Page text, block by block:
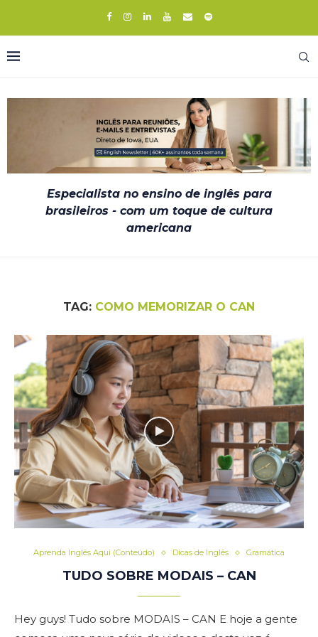
Especialista no ensino de inglês para
brasileiros - com um toque de cultura
americana
TAG: COMO MEMORIZAR O CAN
Aprenda Inglês Aqui (Conteúdo) Dicas de Inglês Gramática
TUDO SOBRE MODAIS – CAN
Hey guys! Tudo sobre MODAIS – CAN E hoje a gente